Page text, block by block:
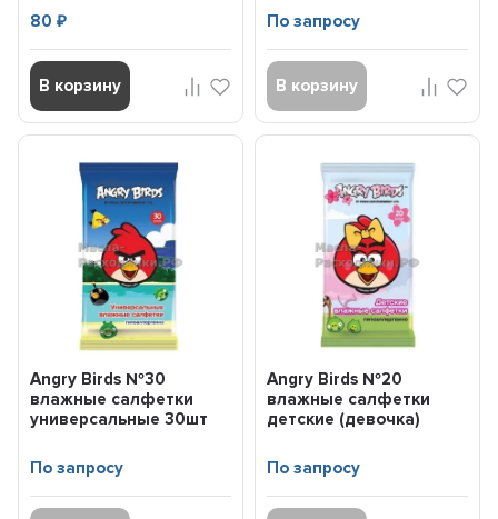
80₽
В корзину
По запросу
В корзину
Angry Birds №30
влажные салфетки
универсальные 30шт
По запросу
Angry Birds №20
влажные салфетки
детские (девочка)
По запросу